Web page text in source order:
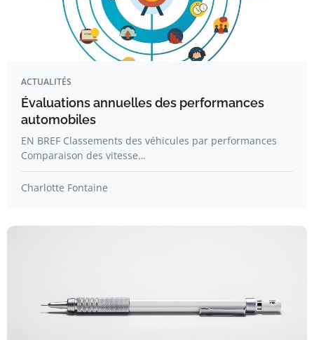
ACTUALITÉS
Évaluations annuelles des performances
automobiles
EN BREF Classements des véhicules par performances
Comparaison des vitesse…
Charlotte Fontaine